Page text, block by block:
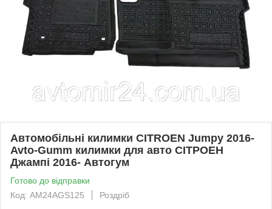
Автомобільні килимки CITROEN Jumpy 2016-
Avto-Gumm килимки для авто СІТРОЕН
Джампі 2016- Автогум
Готово до відправки
Код: AM24AGS125
Роздріб